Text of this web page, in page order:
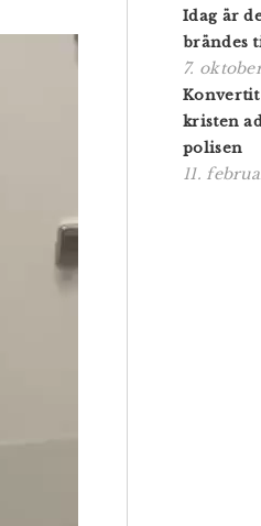
Idag är
brändes
7.
Konvertit
kristen
polisen
11.